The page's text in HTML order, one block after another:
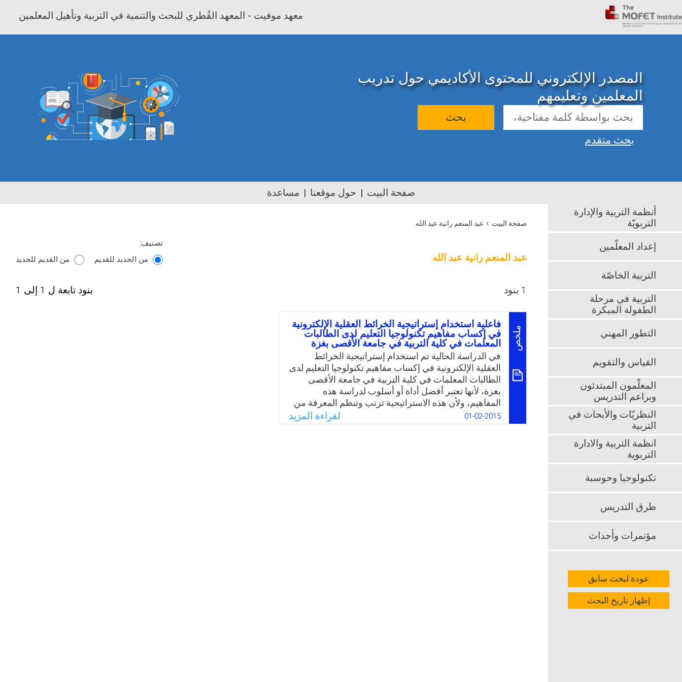
معهد موفيت - المعهد القُطري للبحث والتنمية في التربية وتأهيل المعلمين
المصدر الإلكتروني للمحتوى الأكاديمي حول تدريب
المعلمين وتعليمهم
بحث
بحث متقدم
صفحة البيت حول موقعنا مساعدة
صفحة البيت › عبد المنعم رانية عبد الله
عبد المنعم رانية عبد الله
تصنيف:
من الجديد للقديم
من القديم للجديد
1 بنود بنود تابعة ل 1 إلى 1
ملخص
فاعلية استخدام إستراتيجية الخرائط العقلية الإلكترونية
في إكساب مفاهيم تكنولوجيا التعليم لدى الطالبات
المعلمات في كلية التربية في جامعة الأقصى بغزة
في الدراسة الحالية تم استخدام إستراتيجية الخرائط
العقلية الإلكترونية في إكساب مفاهيم تكنولوجيا التعليم لدى
الطالبات المعلمات في كلية التربية في جامعة الأقصى
بغزة، لأنها تعتبر أفضل أداة أو أسلوب لدراسة هذه
المفاهيم، ولأن هذه الاستراتيجية ترتب وتنظم المعرفة من
جهة، وتساعد على سهولة الاسترجاع وسرعة تعلم
تكنولوجيا التعليم والتي تتصف بالترابط بين عناصرها من
01-02-2015 لقراءة المزيد
أنظمة التربية والإدارة
التربويّة
إعداد المعلّمين
التربية الخاصّة
التربية في مرحلة
الطفولة المبكرة
التطور المهني
القياس والتقويم
المعلّمون المبتدئون
وبراعم التدريس
النظريّات والأبحاث في
التربية
انظمة التربية والادارة
التربوية
تكنولوجيا وحوسبة
طرق التدريس
مؤتمرات وأحداث
عودة لبحث سابق
إظهار تاريخ البحث